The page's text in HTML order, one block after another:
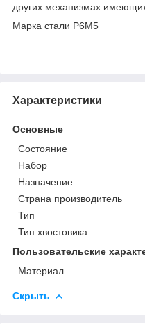
других механизмах
Марка стали Р6М5
Характеристики
Основные
Состояние
Набор
Назначение
Страна производитель
Тип
Тип хвостовика
Пользовательские
Материал
Скрыть